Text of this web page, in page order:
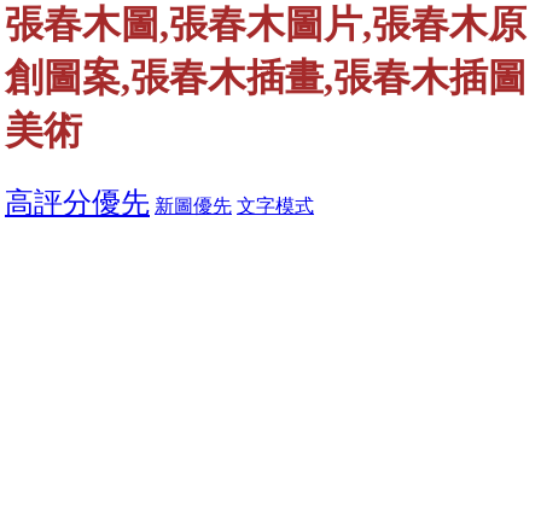
張春木圖,張春木圖片,張春木原
創圖案,張春木插畫,張春木插圖
美術
高評分優先 新圖優先 文字模式